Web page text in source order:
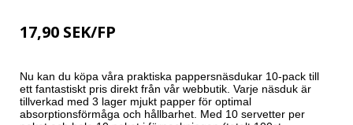
17,90 SEK/FP
Nu kan du köpa våra praktiska pappersnäsdukar 10-pack till
ett fantastiskt pris direkt från vår webbutik. Varje näsduk är
tillverkad med 3 lager mjukt papper för optimal
absorptionsförmåga och hållbarhet. Med 10 servetter per